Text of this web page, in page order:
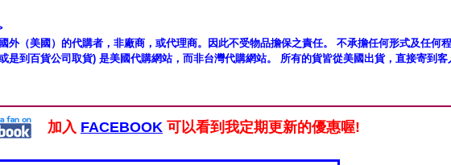
外（美國）的代購者，非廠商，或代理商。因此不受物品擔保之責任。 不承擔任何形式及任
是到百貨公司取貨) 是美國代購網站，而非台灣代購網站。 所有的貨皆從美國出貨，直接寄到
加入 FACEBOOK 可以看到我定期更新的優惠喔!